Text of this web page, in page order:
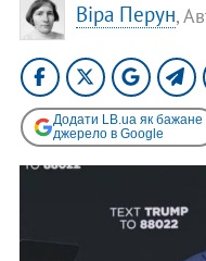
Віра Перун,
Додати LB.ua як бажане
джерело в Google